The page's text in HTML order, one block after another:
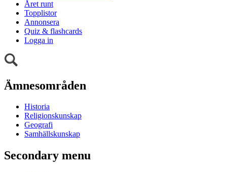
Året runt
Topplistor
Annonsera
Quiz & flashcards
Logga in
Ämnesområden
Historia
Religionskunskap
Geografi
Samhällskunskap
Secondary menu